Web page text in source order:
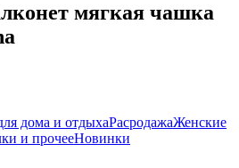
мягкая чашка
дома и отдыхаРасродажаЖенские
и прочееНовинки